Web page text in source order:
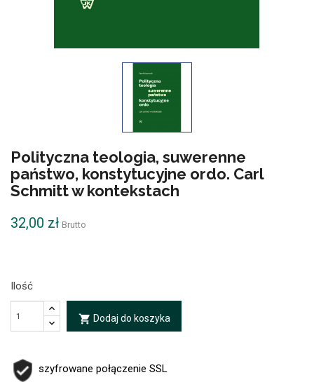
Polityczna teologia, suwerenne
państwo, konstytucyjne ordo. Carl
Schmitt w kontekstach
32,00 zł Brutto
Ilość
local_grocery_store Dodaj do koszyka
szyfrowane połączenie SSL